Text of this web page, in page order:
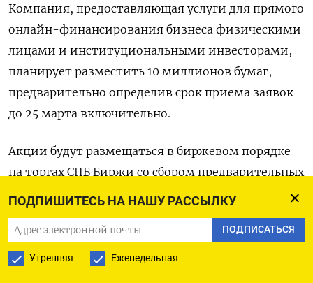
ПОДПИШИТЕСЬ НА НАШУ РАССЫЛКУ
ПОДПИСАТЬСЯ
Утренняя Еженедельная
Компания, предоставляющая услуги для прямого
онлайн-финансирования бизнеса физическими
лицами и институциональными инвесторами,
планирует разместить 10 миллионов бумаг,
предварительно определив срок приема заявок
до 25 марта включительно.
Акции будут размещаться в биржевом порядке
на торгах СПБ Биржи со сбором предварительных
Продавцом акций будет выступать АКБ Держава.
Это первое IPO российской компании в этом